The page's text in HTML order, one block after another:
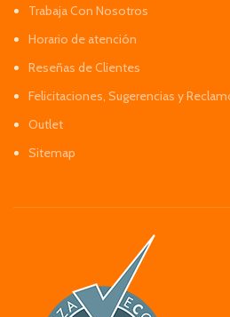
Trabaja Con Nosotros
Horario de atención
Reseñas de Clientes
Felicitaciones, Sugerencias y
Outlet
Sitemap